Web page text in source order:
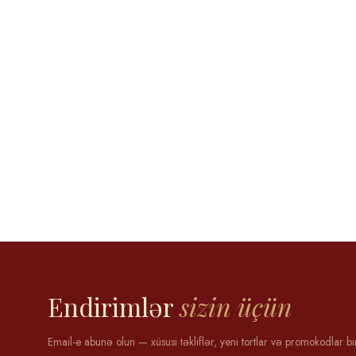
Endirimlərsizin üçün
Email-e abunə olun — xüsusi təkliflər, yeni tortlar və promokodlar